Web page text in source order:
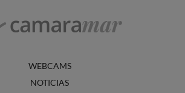
WEBCAMS
NOTICIAS